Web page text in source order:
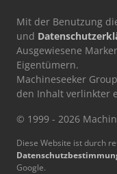
Mit der Benutzung
und
Ausgewiesene
Eigentümern.
Machineseeker
den Inhalt verlinkter
© 1999 - 2026
Diese Website ist durch
Google.